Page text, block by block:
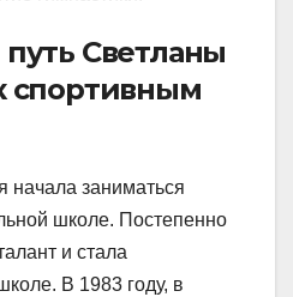
Светланы
спортивным
начала заниматься
школе. Постепенно
и стала
В 1983 году, в